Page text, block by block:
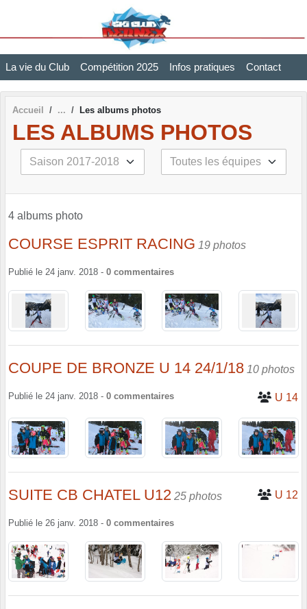
La vie du Club Compétition 2025 Infos pratiques Contact
Accueil Les albums photos
LES ALBUMS PHOTOS
4 albums photo
COURSE ESPRIT RACING 19 photos
Publié le 24 janv. 2018 - 0 commentaires
COUPE DE BRONZE U 14 24/1/18 10 photos
U 14
Publié le 24 janv. 2018 - 0 commentaires
SUITE CB CHATEL U12 25 photos U 12
Publié le 26 janv. 2018 - 0 commentaires
Panneau de gestion des cookies